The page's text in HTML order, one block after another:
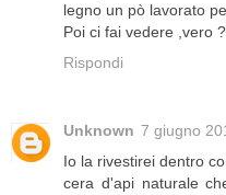
legno un pò lavorato
Poi ci fai vedere ,vero
Rispondi
Unknown 7 giugno
Io la rivestirei dentro
cera d'api naturale